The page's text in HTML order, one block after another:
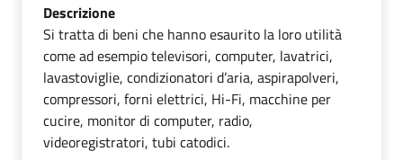
Descrizione
Si tratta di beni che hanno esaurito la loro utilità
come ad esempio televisori, computer, lavatrici,
lavastoviglie, condizionatori d’aria, aspirapolveri,
compressori, forni elettrici, Hi-Fi, macchine per
cucire, monitor di computer, radio,
videoregistratori, tubi catodici.